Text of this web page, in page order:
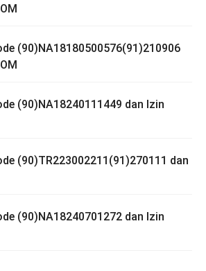
(90)NA18180500576(91)210906
(90)NA18240111449 dan Izin
(90)TR223002211(91)270111 dan
(90)NA18240701272 dan Izin